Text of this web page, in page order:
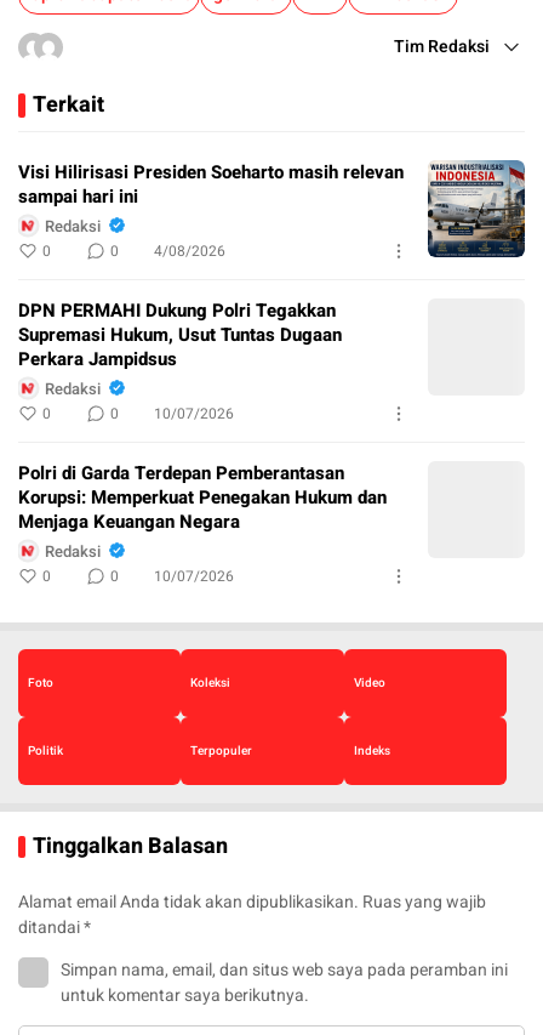
Tim Redaksi
Terkait
Visi Hilirisasi Presiden Soeharto masih relevan
sampai hari ini
Redaksi
0 0 4/08/2026
DPN PERMAHI Dukung Polri Tegakkan
Supremasi Hukum, Usut Tuntas Dugaan
Perkara Jampidsus
Redaksi
0 0 10/07/2026
Polri di Garda Terdepan Pemberantasan
Korupsi: Memperkuat Penegakan Hukum dan
Menjaga Keuangan Negara
Redaksi
0 0 10/07/2026
Foto Koleksi Video
Politik Terpopuler Indeks
Tinggalkan Balasan
Alamat email Anda tidak akan dipublikasikan. Ruas yang wajib
ditandai*
Simpan nama, email, dan situs web saya pada peramban ini
untuk komentar saya berikutnya.